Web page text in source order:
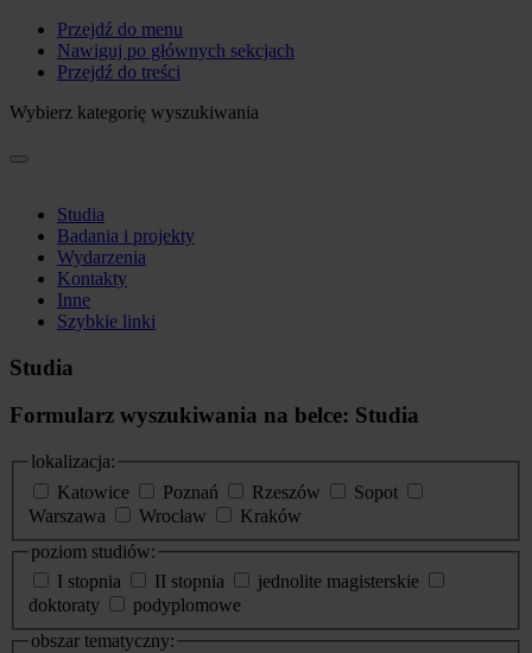
Przejdź do menu
Nawiguj po głównych sekcjach
Przejdź do treści
Wybierz kategorię wyszukiwania
Studia
Badania i projekty
Wydarzenia
Kontakty
Inne
Szybkie linki
Studia
Formularz wyszukiwania na belce: Studia
lokalizacja:
Katowice
Poznań Rzeszów
Sopot
Warszawa
Wrocław
Kraków
poziom studiów:
I stopnia
II stopnia
jednolite magisterskie
doktoraty
podyplomowe
obszar tematyczny: